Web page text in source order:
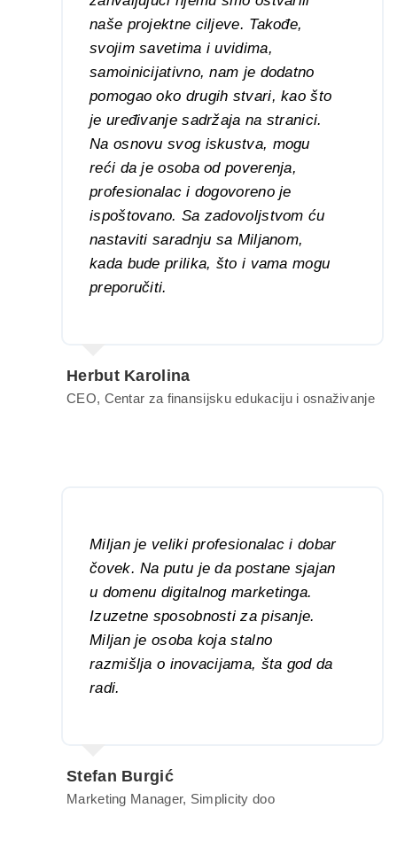
naše projektne ciljeve. Takođe,
svojim savetima i uvidima,
samoinicijativno, nam je dodatno
pomogao oko drugih stvari, kao što
je uređivanje sadržaja na stranici.
Na osnovu svog iskustva, mogu
reći da je osoba od poverenja,
profesionalac i dogovoreno je
ispoštovano. Sa zadovoljstvom ću
nastaviti saradnju sa Miljanom,
kada bude prilika, što i vama mogu
preporučiti.
Herbut Karolina
CEO, Centar za finansijsku edukaciju i osnaživanje
Miljan je veliki profesionalac i dobar
čovek. Na putu je da postane sjajan
u domenu digitalnog marketinga.
Izuzetne sposobnosti za pisanje.
Miljan je osoba koja stalno
razmišlja o inovacijama, šta god da
radi.
Stefan Burgić
Marketing Manager, Simplicity doo